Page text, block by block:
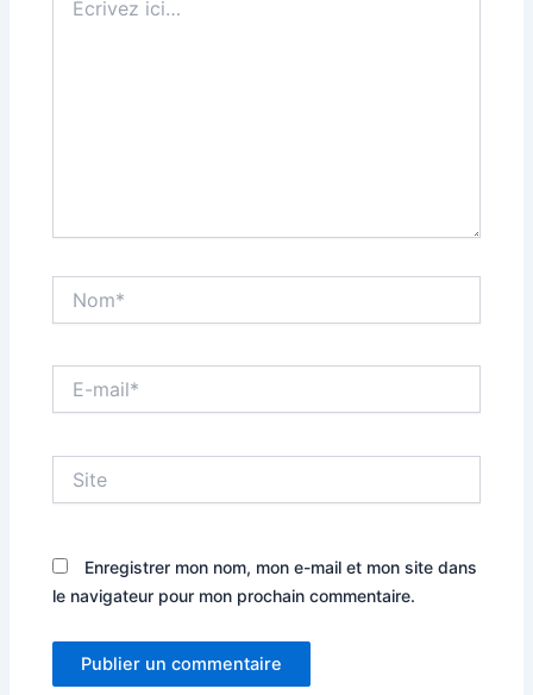
ici…
mail*
Enregistrer mon nom, mon e-mail et mon site dans
le navigateur pour mon prochain commentaire.